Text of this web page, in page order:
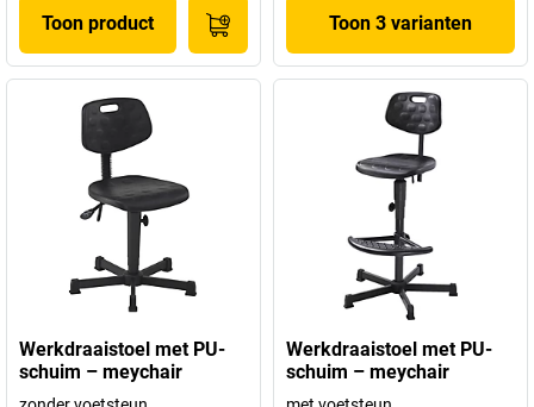
Toon product Toon 3 varianten
Werkdraaistoel met PU-
schuim – meychair
Werkdraaistoel met PU-
schuim – meychair